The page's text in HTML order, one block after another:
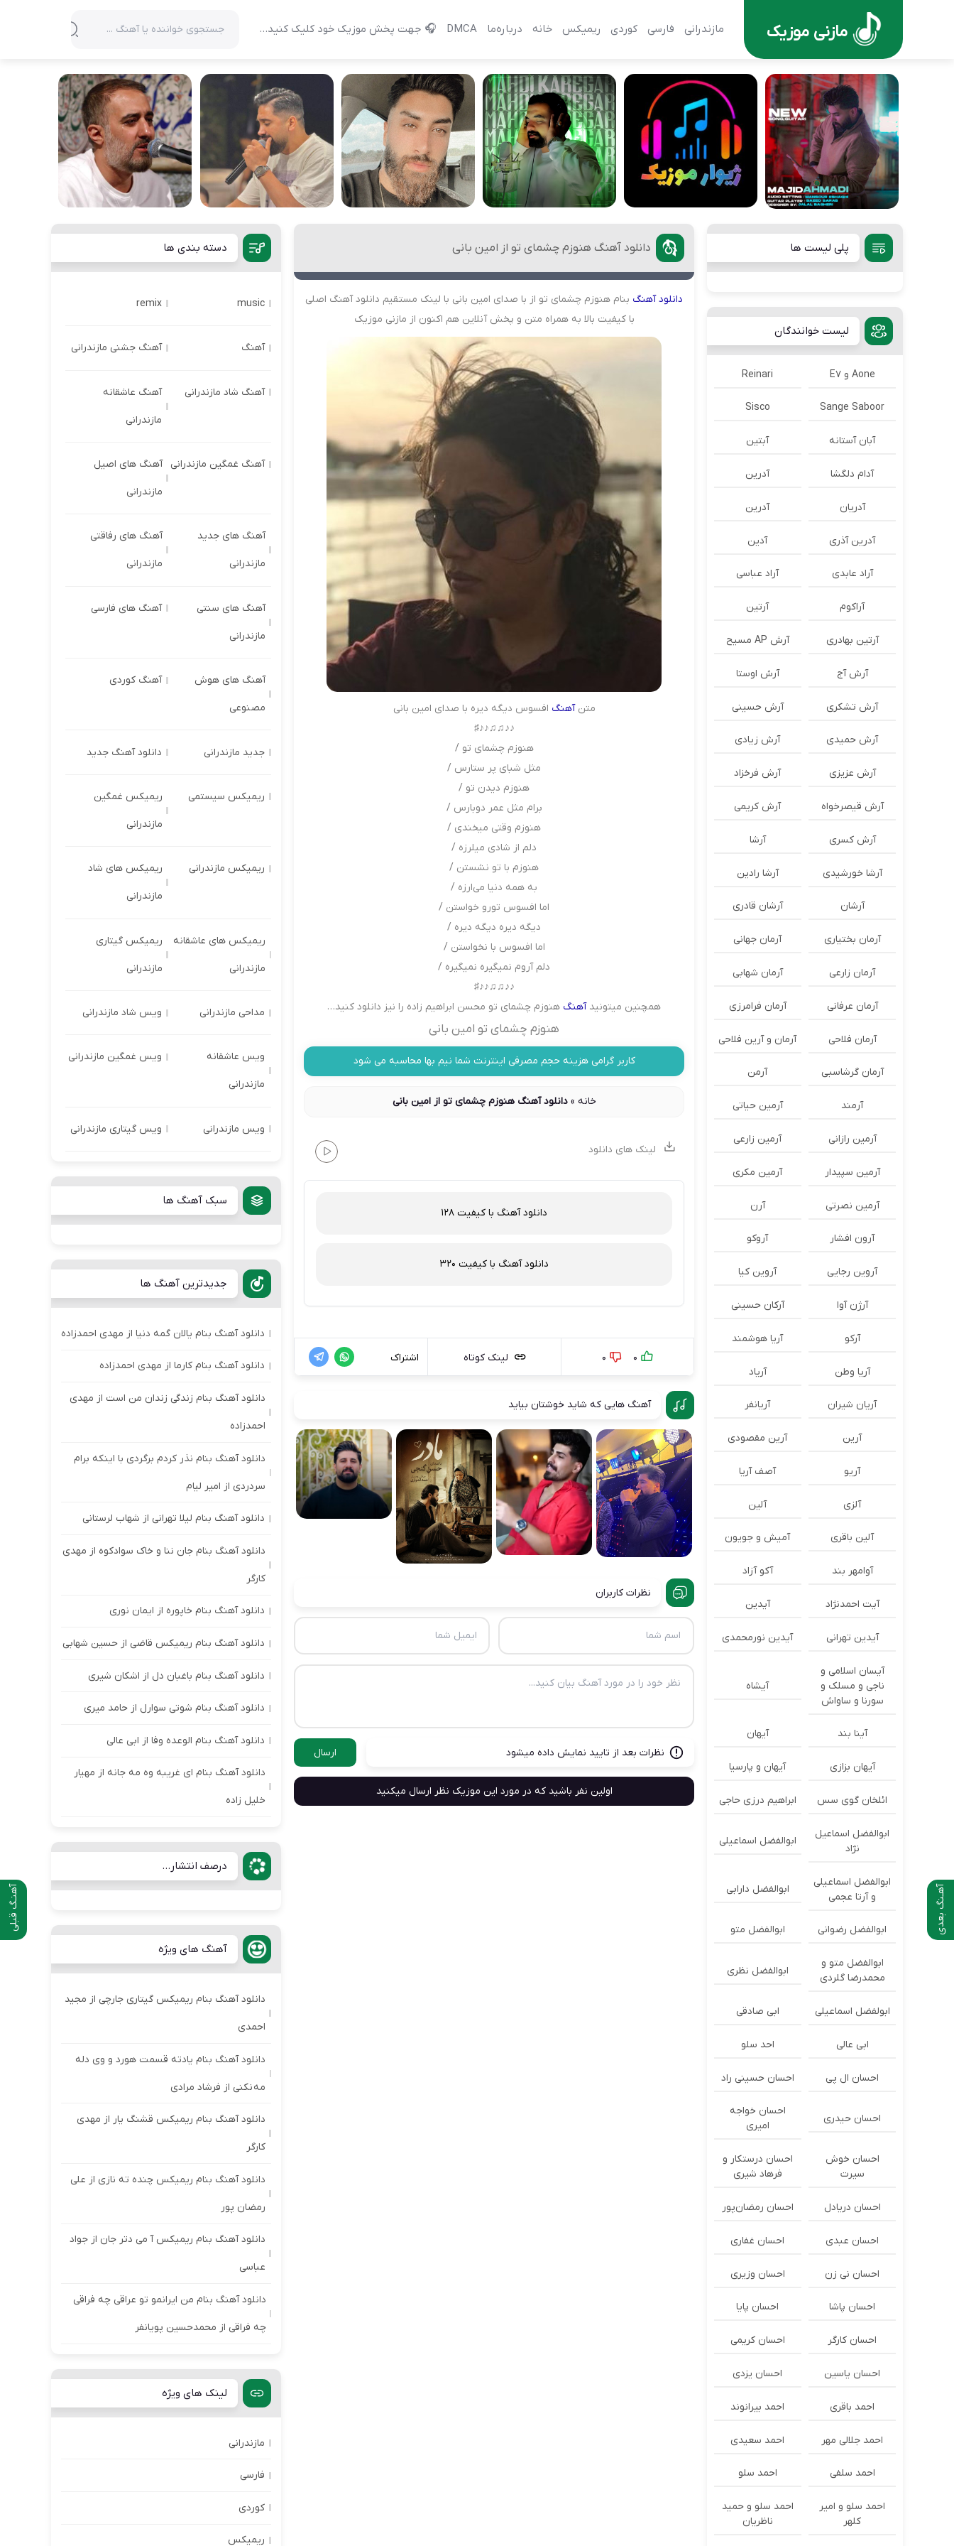
مازنی موزیک مازندرانی فارسی کوردی ریمیکس خانه درباره‌‌ما DMCA 🎧 جهت پخش موزیک خود کلیک کنید…
آهنـگ قبلی آهـنگ بعدی
دانلود آهنگ هنوزم چشمای تو از امین بانی
دانلودآهنگ بنام هنوزم چشمای تو از با صدای امین بانی با لینک مستقیم دانلود آهنگ اصلی
با کیفیت بالا به همراه متن و پخش آنلاین هم اکنون از مازنی موزیک
متنآهنگ افسوس دیگه دیره با صدای امین بانی
♪♪♫♫♪♪♯
هنوزم چشمای تو /
مثل شبای پر ستارس /
هنوزم دیدن تو /
برام مثل عمر دوبارس /
هنوزم وقتی میخندی /
دلم از شادی میلرزه /
هنوزم با تو نشستن /
به همه دنیا می‌ارزه /
اما افسوس تورو خواستن /
دیگه دیره دیگه دیره /
اما افسوس با نخواستن /
دلم آروم نمیگیره نمیگیره /
♪♪♫♫♪♪♯
همچنین میتونیدآهنگ هنوزم چشمای تو محسن ابراهیم زاده را نیز دانلود کنید…
هنوزم چشمای تو امین بانی
کاربر گرامی هزینه حجم مصرفی اینترنت شما نیم بها محاسبه می شود
خانه »دانلود آهنگ هنوزم چشمای تو از امین بانی
لینک های دانلود
دانلود آهنگ با کیفیت 128
دانلود آهنگ با کیفیت 320
0
0 لینک کوتاه اشتراک
آهنگ هایی که شاید خوشتان بیاید
نظرات کاربران
نظرات بعد از تایید نمایش داده میشود ارسال
اولین نفر باشید که در مورد این موزیک نظر ارسال میکنید
پلی لیست ها
لیست خوانندگان
Aone و E7 Reinari
Sange Saboor
Sisco
آبان آستانه آبتین
آدام دلگشا آدرين
آدریان آدرین
آدرین آذری آدین
آراد عابدی آراد عباسی
آراکوم آرتین
آرتین بهادری آرش AP مسیح
آرش آج آرش اوستا
آرش تشکری آرش حسینی
آرش حمیدی آرش زیادی
آرش عزیزی آرش فرخزاد
آرش قیصرخواه آرش کریمی
آرش کسری آرشا
آرشا خورشیدی آرشا رادین
آرشان آرشان قادری
آرمان بختیاری آرمان جهانی
آرمان زارعی آرمان شهابی
آرمان عرفانی آرمان فرامرزی
آرمان فلاحی آرمان و آرین فلاحی
آرمان گرشاسبی آرمن
آرمند آرمین حیاتی
آرمین رازانی آرمین زارعی
آرمین سپیدار آرمین مکری
آرمین نصرتی آرن
آرون افشار آروکو
آروین رجایی آروین کیا
آرژن آوا آرکان حسینی
آرکو آریا هوشمند
آریا وطن آریاد
آریان شیران آریانفر
آرین آرین مقصودی
آریو آصف آریا
آلزی آلین
آلین باقری آمیش و جویون
آوامهر بند آکو آزاد
آیت احمدنژاد آیدین
آیدین تهرانی آیدین نورمحمدی
آیسان اسلامی و
ناجی و مسلک و
سورنا و ساواش
آیشاه
آینا بند آیهان
آیهان بزازی آیهان و پارسیا
ائلخان گوی سس ابراهیم درزی حاجی
ابوالفضل اسماعیل
نژاد
ابوالفضل اسماعیلی
ابوالفضل اسماعیلی
و آرتا عجمی
ابوالفضل دارابی
ابوالفضل رضوانی ابوالفضل متو
ابوالفضل متو و
محمدرضا گلردی
ابوالفضل نظری
ابولفضل اسماعیلی ابی صادقی
ابی عالی احد سلو
احسان ال پی احسان حسینی راد
احسان حیدری
احسان خواجه
امیری
احسان خوش
سیرت
احسان درستكار و
فرهاد شيرى
احسان دریادل احسان رمضان‌پور
احسان عبدی احسان غفاری
احسان نی زن احسان وزیری
احسان پاشا احسان پایا
احسان کارگر احسان کریمی
احسان یاسین احسان یزدی
احمد باقری احمد بیرانوند
احمد جلالی مهر احمد سعیدی
احمد سلفی احمد سلو
احمد سلو و امیر
کلهر
احمد سلو و حمید
ناظریان
دسته بندی ها
music
remix
آهنگ آهنگ جشنی مازندرانی
آهنگ شاد مازندرانی آهنگ عاشقانه
مازندرانی
آهنگ غمگین مازندرانی آهنگ های اصیل
مازندرانی
آهنگ های جدید
مازندرانی
آهنگ های رفاقتی
مازندرانی
آهنگ های سنتی
مازندرانی
آهنگ های فارسی
آهنگ های هوش
مصنوعی
آهنگ کوردی
جدید مازندرانی دانلود آهنگ جدید
ریمیکس سیستمی ریمیکس غمگین
مازندرانی
ریمیکس مازندرانی ریمیکس های شاد
مازندرانی
ریمیکس های عاشقانه
مازندرانی
ریمیکس گیتاری
مازندرانی
مداحی مازندرانی ویس شاد مازندرانی
ویس عاشقانه
مازندرانی
ویس غمگین مازندرانی
ویس مازندرانی ویس گیتاری مازندرانی
سبک آهنگ ها
جدیدترین آهنگ ها
دانلود آهنگ بنام یالان گمه دنیا از مهدی احمدزاده
دانلود آهنگ بنام کارما از مهدی احمدزاده
دانلود آهنگ بنام زندگی زندان من است از مهدی
احمدزاده
دانلود آهنگ بنام نذر کردم برگردی با اینکه برام
سردردی از امیر لیام
دانلود آهنگ بنام لیلا تهرانی از شهاب لرستانی
دانلود آهنگ بنام جان ننا و خاک سوادکوه از مهدی
کارگر
دانلود آهنگ بنام خاپوره از ایمان نوری
دانلود آهنگ بنام ریمیکس قاضی از حسین شهابی
دانلود آهنگ بنام باغبان دل از اشکان شیری
دانلود آهنگ بنام شوتی سوارل از حامد میری
دانلود آهنگ بنام الوعده وفا از ابی عالی
دانلود آهنگ بنام ای غریبه وه مه جانه از مهیار
خلیل زاده
درصف انتشار...
آهنگ های ویژه
دانلود آهنگ بنام ریمیکس گیتاری جارچی از مجید
احمدی
دانلود آهنگ بنام یادته قسمت هورد و وی دله
مه نکنی از فرشاد مرادی
دانلود آهنگ بنام ریمیکس قشنگ یار از مهدی
کارگر
دانلود آهنگ بنام ریمیکس چنده ته نازی از علی
رمضان پور
دانلود آهنگ بنام ریمیکس آ می دتر جان از جواد
عباسی
دانلود آهنگ بنام من ایرانمو تو عراقی چه فراقی
چه فراقی از محمدحسین پویانفر
لینک های ویژه
مازندرانی
فارسی
کوردی
ریمیکس